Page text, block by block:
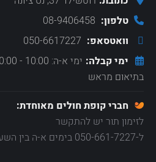
טלפון:
וואטסאפ:
ימי קבלה:
בתיאום מראש
חברי קופת חולים מאוחדת:
לזימון תור יש להתקשר
ל-050-661-7227 בימים א-ה בין השעות 17:00-20:00